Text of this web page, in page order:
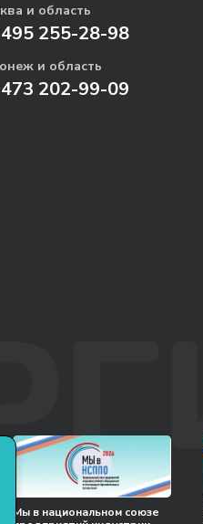
и область
255-28-98
и область
202-99-09
Мы в национальном союзе